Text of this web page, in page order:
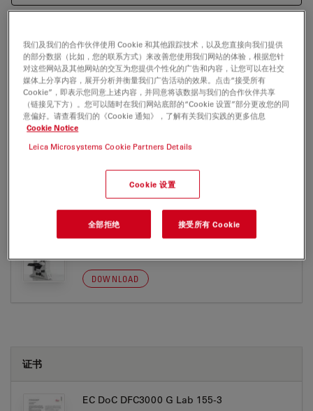
DFC3000 G
Brochure or flyer 证书 Software Release Notes
DFC3000 G
BROCHURE OR FLYER
Leica DFC3000 G-Brochure en
DOWNLOAD
证书
EC DoC DFC3000 G Lab 155-3
我们及我们的合作伙伴使用 Cookie 和其他跟踪技术，以及您直接向我们提供
的部分数据（比如，您的联系方式）来改善您使用我们网站的体验，根据您针
对这些网站及其他网站的交互为您提供个性化的广告和内容，让您可以在社交
媒体上分享内容，展开分析并衡量我们广告活动的效果。点击“接受所有
Cookie”，即表示您同意上述内容，并同意将该数据与我们的合作伙伴共享
（链接见下方）。您可以随时在我们网站底部的“Cookie 设置”部分更改您的同
意偏好。请查看我们的《Cookie 通知》，了解有关我们实践的更多信息
Cookie Notice
Leica Microsystems Cookie Partners Details
Cookie 设置
全部拒绝 接受所有 Cookie